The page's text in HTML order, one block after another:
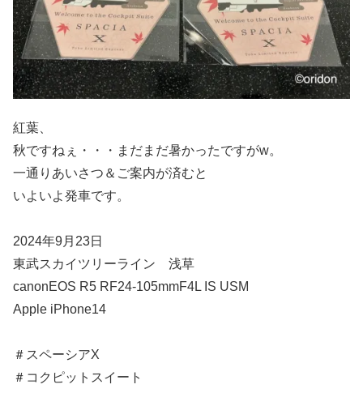
紅葉、
秋ですねぇ・・・まだまだ暑かったですがw。
一通りあいさつ＆ご案内が済むと
いよいよ発車です。
2024年9月23日
東武スカイツリーライン 浅草
canonEOS R5 RF24-105mmF4L IS USM
Apple iPhone14
＃スペーシアX
＃コクピットスイート